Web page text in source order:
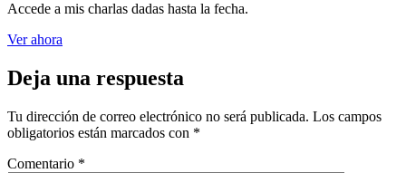
Accede a mis charlas dadas hasta la fecha.
Ver ahora
Deja una respuesta
Tu dirección de correo electrónico no será publicada. Los campos
obligatorios están marcados con *
Comentario *